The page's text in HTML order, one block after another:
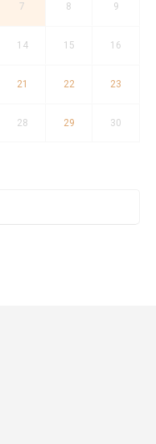
7 8 9
14 15 16
21 22 23
28 29 30